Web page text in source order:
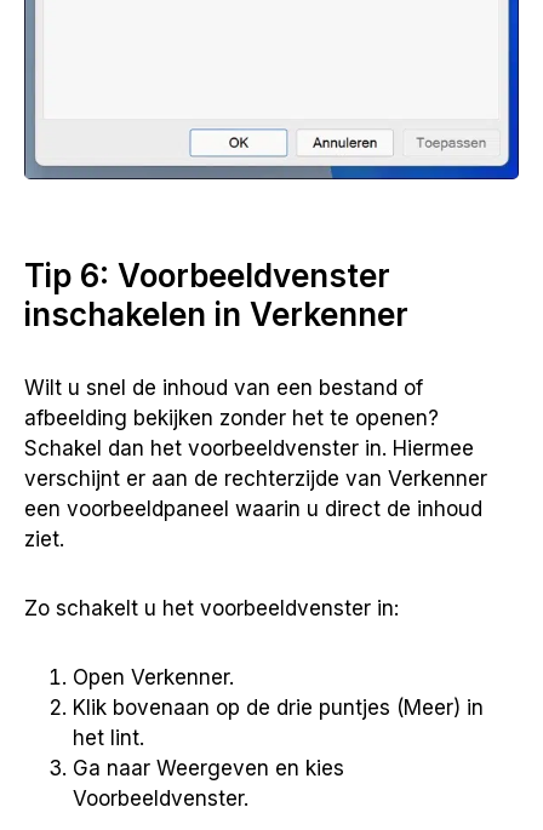
Tip 6: Voorbeeldvenster
inschakelen in Verkenner
Wilt u snel de inhoud van een bestand of
afbeelding bekijken zonder het te openen?
Schakel dan het voorbeeldvenster in. Hiermee
verschijnt er aan de rechterzijde van Verkenner
een voorbeeldpaneel waarin u direct de inhoud
ziet.
Zo schakelt u het voorbeeldvenster in:
Open Verkenner.
Klik bovenaan op de drie puntjes (Meer) in
het lint.
Ga naar Weergeven en kies
Voorbeeldvenster.